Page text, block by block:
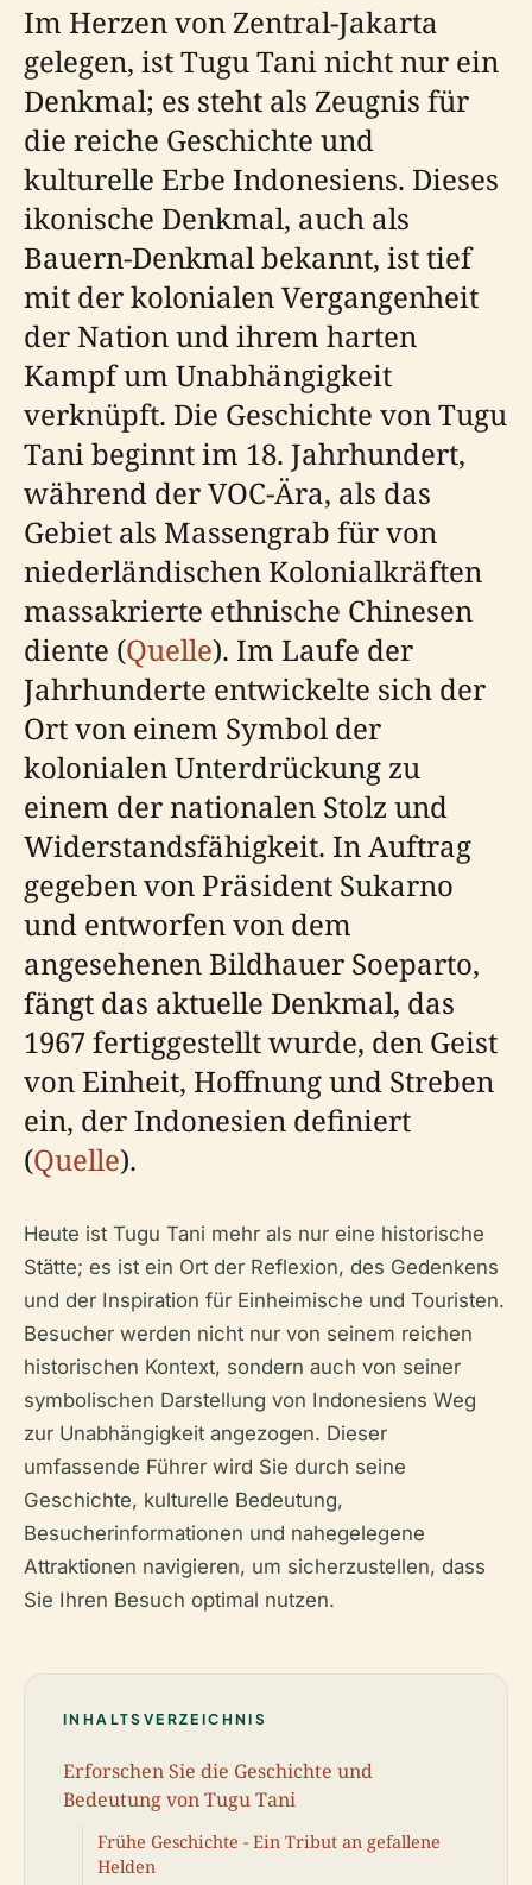
Im Herzen von Zentral-Jakarta
gelegen, ist Tugu Tani nicht nur ein
Denkmal; es steht als Zeugnis für
die reiche Geschichte und
kulturelle Erbe Indonesiens. Dieses
ikonische Denkmal, auch als
Bauern-Denkmal bekannt, ist tief
mit der kolonialen Vergangenheit
der Nation und ihrem harten
Kampf um Unabhängigkeit
verknüpft. Die Geschichte von Tugu
Tani beginnt im 18. Jahrhundert,
während der VOC-Ära, als das
Gebiet als Massengrab für von
niederländischen Kolonialkräften
massakrierte ethnische Chinesen
diente (Quelle). Im Laufe der
Jahrhunderte entwickelte sich der
Ort von einem Symbol der
kolonialen Unterdrückung zu
einem der nationalen Stolz und
Widerstandsfähigkeit. In Auftrag
gegeben von Präsident Sukarno
und entworfen von dem
angesehenen Bildhauer Soeparto,
fängt das aktuelle Denkmal, das
1967 fertiggestellt wurde, den Geist
von Einheit, Hoffnung und Streben
ein, der Indonesien definiert
(Quelle).
Heute ist Tugu Tani mehr als nur eine historische
Stätte; es ist ein Ort der Reflexion, des Gedenkens
und der Inspiration für Einheimische und Touristen.
Besucher werden nicht nur von seinem reichen
historischen Kontext, sondern auch von seiner
symbolischen Darstellung von Indonesiens Weg
zur Unabhängigkeit angezogen. Dieser
umfassende Führer wird Sie durch seine
Geschichte, kulturelle Bedeutung,
Besucherinformationen und nahegelegene
Attraktionen navigieren, um sicherzustellen, dass
Sie Ihren Besuch optimal nutzen.
INHALTSVERZEICHNIS
Erforschen Sie die Geschichte und
Bedeutung von Tugu Tani
Frühe Geschichte - Ein Tribut an gefallene
Helden